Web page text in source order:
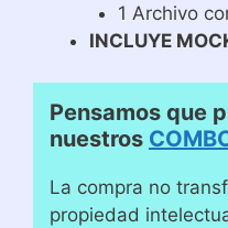
1 Archivo
INCLUYE
Pensamos que
nuestros
La compra no
propiedad